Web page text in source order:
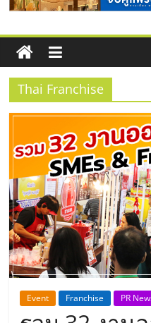
โจทย์ธุรกิจ
ข้อมูล
ธุรกิจ
SME
แห่ง
ประเทศไ
รวม
ธุรกิจ
Thai Franchise
Event Franchise PR